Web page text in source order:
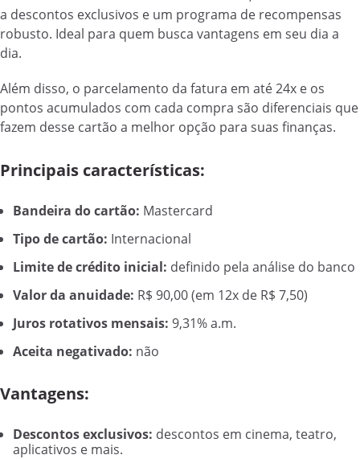
a descontos exclusivos e um programa de recompensas
robusto. Ideal para quem busca vantagens em seu dia a
dia.
Além disso, o parcelamento da fatura em até 24x e os
pontos acumulados com cada compra são diferenciais que
fazem desse cartão a melhor opção para suas finanças.
Principais características:
Bandeira do cartão: Mastercard
Tipo de cartão: Internacional
Limite de crédito inicial: definido pela análise do banco
Valor da anuidade: R$ 90,00 (em 12x de R$ 7,50)
Juros rotativos mensais: 9,31% a.m.
Aceita negativado: não
Vantagens:
Descontos exclusivos: descontos em cinema, teatro,
aplicativos e mais.